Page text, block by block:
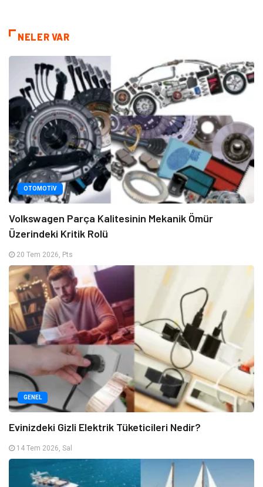
NELER VAR
OTOMOTIV
Volkswagen Parça Kalitesinin Mekanik Ömür
Üzerindeki Kritik Rolü
20 Tem 2026, Pts
GENEL
Evinizdeki Gizli Elektrik Tüketicileri Nedir?
14 Tem 2026, Sal